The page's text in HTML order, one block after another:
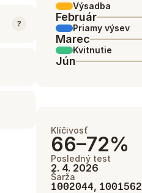
?
Výsadba
Február
Priamy výsev
Marec
Kvitnutie
Jún
Klíčivosť
66–72%
Posledný test
2. 4. 2026
Šarža
1002044, 1001562